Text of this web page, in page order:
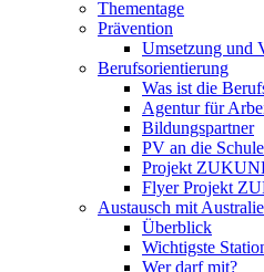
Thementage
Prävention
Umsetzung und
Berufsorientierung
Was ist die
Agentur für
Bildungspartner
PV an die Schule
Projekt
Flyer Projekt
Austausch mit
Überblick
Wichtigste
Wer darf mit?